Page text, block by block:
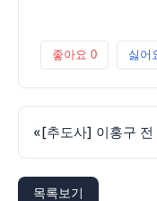
좋아요 0 싫어
«[추도사] 이홍구 전
목록보기